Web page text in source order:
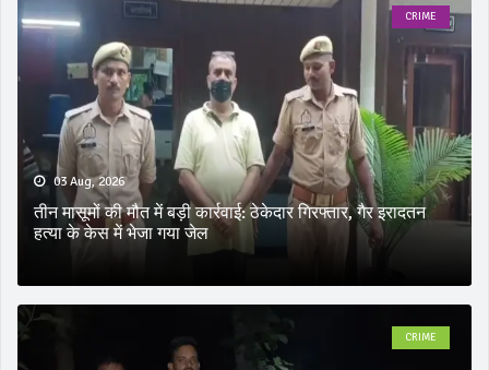
CRIME
03 Aug, 2026
तीन मासूमों की मौत में बड़ी कार्रवाई: ठेकेदार गिरफ्तार, गैर इरादतन
हत्या के केस में भेजा गया जेल
CRIME